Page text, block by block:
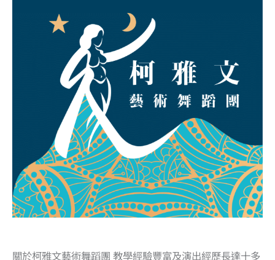
關於柯雅文藝術舞蹈團 教學經驗豐富及演出經歷長達十多